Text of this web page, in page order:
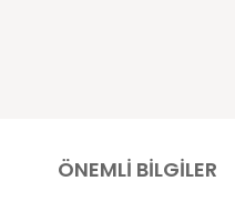
ÖNEMLİ BİLGİLER